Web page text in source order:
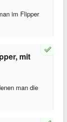
im Flipper
mit
man die